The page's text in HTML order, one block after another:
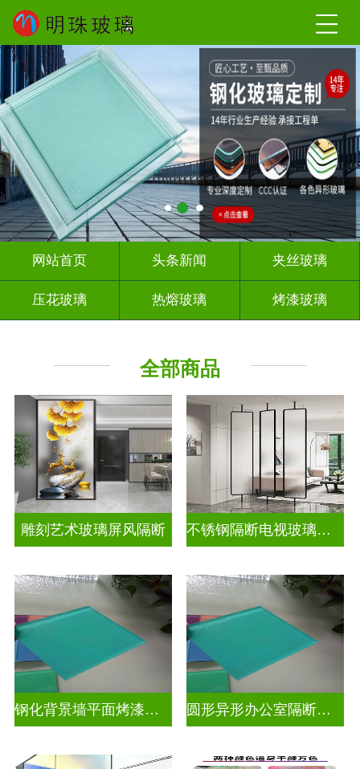
网站首页 头条新闻 夹丝玻璃
压花玻璃 热熔玻璃 烤漆玻璃
其它玻璃
全部商品
雕刻艺术玻璃屏风隔断 不锈钢隔断电视玻璃背景墙
钢化背景墙平面烤漆玻璃 圆形异形办公室隔断磨砂烤漆玻璃